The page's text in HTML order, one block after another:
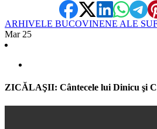
ARHIVELE BUCOVINENE ALE
Mar 25
ZICĂLAŞII: Cântecele lui Dinicu şi